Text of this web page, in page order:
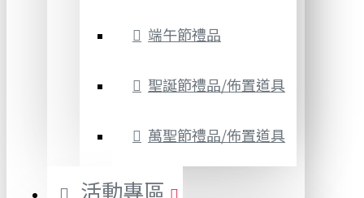
端午節禮品
聖誕節禮品/佈置道具
萬聖節禮品/佈置道具
活動專區